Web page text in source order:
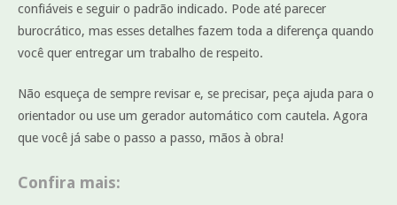
confiáveis e seguir o padrão indicado. Pode até parecer
burocrático, mas esses detalhes fazem toda a diferença quando
você quer entregar um trabalho de respeito.
Não esqueça de sempre revisar e, se precisar, peça ajuda para o
orientador ou use um gerador automático com cautela. Agora
que você já sabe o passo a passo, mãos à obra!
Confira mais: